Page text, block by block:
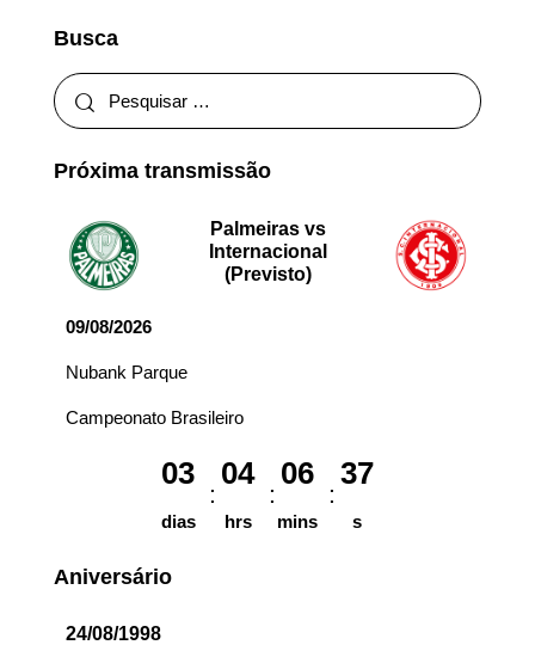
Busca
Próxima transmissão
Palmeiras vs
Internacional
(Previsto)
09/08/2026
Nubank Parque
Campeonato Brasileiro
03
dias
04
hrs
06
mins
37
s
Aniversário
24/08/1998